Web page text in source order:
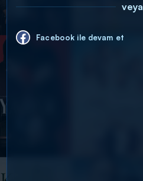
veya
Facebook ile devam et